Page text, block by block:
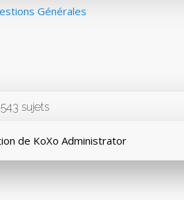
Générales
543 sujets
de KoXo Administrator